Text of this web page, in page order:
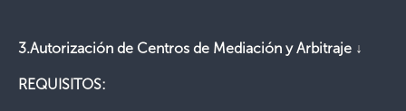
3.Autorización de Centros de Mediación y Arbitraje ↓
REQUISITOS: